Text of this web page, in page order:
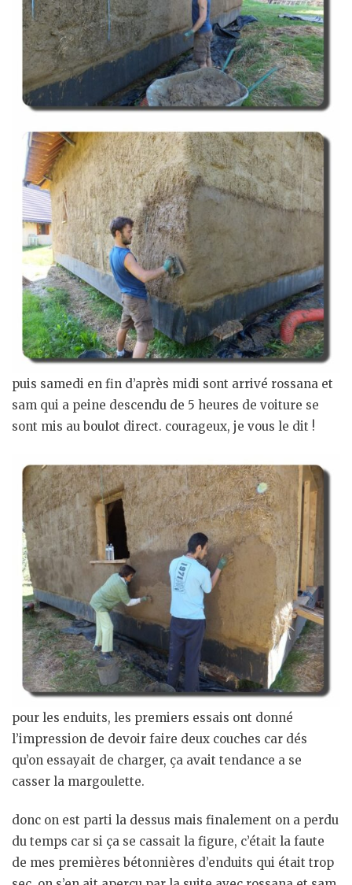
puis samedi en fin d’après midi sont arrivé rossana et
sam qui a peine descendu de 5 heures de voiture se
sont mis au boulot direct. courageux, je vous le dit !
pour les enduits, les premiers essais ont donné
l’impression de devoir faire deux couches car dés
qu’on essayait de charger, ça avait tendance a se
casser la margoulette.
donc on est parti la dessus mais finalement on a perdu
du temps car si ça se cassait la figure, c’était la faute
de mes premières bétonnières d’enduits qui était trop